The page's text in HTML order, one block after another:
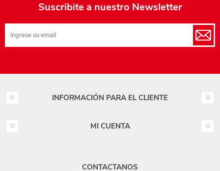
Suscribite a nuestro Newsletter
INFORMACIÓN PARA EL CLIENTE
MI CUENTA
CONTACTANOS